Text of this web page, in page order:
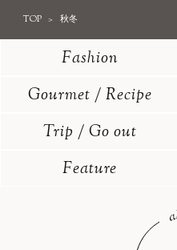
TOP 秋冬
Fashion
Gourmet / Recipe
Trip / Go out
Feature